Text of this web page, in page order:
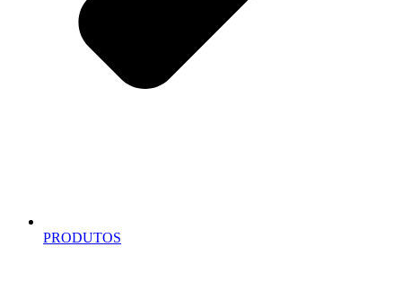
PRODUTOS